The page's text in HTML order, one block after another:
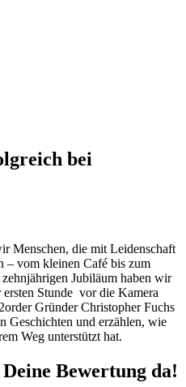
bei
Menschen, die mit Leidenschaft
– vom kleinen Café bis zum
Jubiläum haben wir
Stunde vor die Kamera
Gründer Christopher Fuchs
Geschichten und erzählen, wie
Weg unterstützt hat.
Bewertung da!